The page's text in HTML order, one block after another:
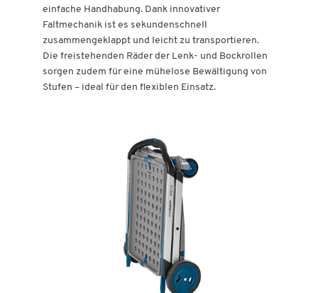
einfache Handhabung. Dank innovativer
Faltmechanik ist es sekundenschnell
zusammengeklappt und leicht zu transportieren.
Die freistehenden Räder der Lenk- und Bockrollen
sorgen zudem für eine mühelose Bewältigung von
Stufen – ideal für den flexiblen Einsatz.